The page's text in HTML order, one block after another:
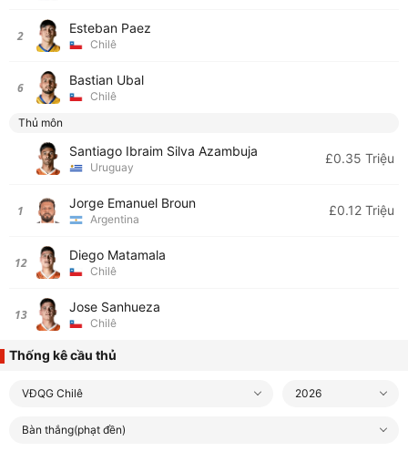
2 Esteban Paez
Chilê
6 Bastian Ubal
Chilê
Thủ môn
Santiago Ibraim Silva Azambuja
Uruguay
£0.35 Triệu
1 Jorge Emanuel Broun
Argentina
£0.12 Triệu
12 Diego Matamala
Chilê
13 Jose Sanhueza
Chilê
Thống kê cầu thủ
VĐQG Chilê 2026
Bàn thắng(phạt đền)